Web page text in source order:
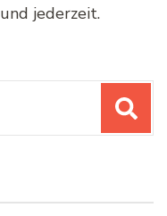
jederzeit.